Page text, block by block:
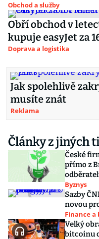
Obchod a služby
Obří obchod v
kupuje easyJet za
Doprava a logistika
Jak spolehlivě
musíte znát
Reklama
Články z jiných
České
přímo z
Byznys
Sazby
novou
Finance
Velký
bitcoinu